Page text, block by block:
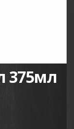
375мл